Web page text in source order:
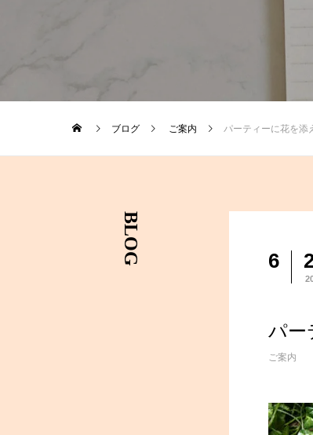
ブログ ご案内 パーティーに花を添
BLOG 6
パー
ご案内